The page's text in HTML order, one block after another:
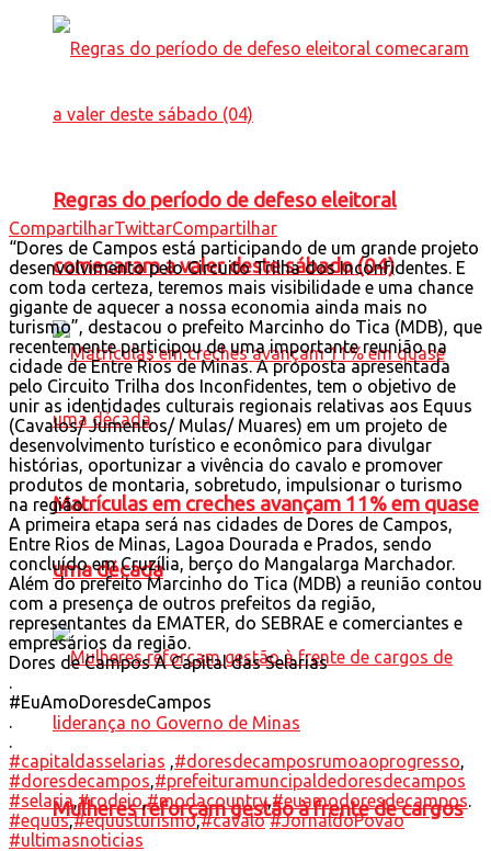
Regras do período de defeso eleitoral
comecaram a valer deste sábado (04)
Matrículas em creches avançam 11% em quase
uma década
Mulheres reforçam gestão à frente de cargos
CompartilharTwittarCompartilhar
“Dores de Campos está participando de um grande projeto
desenvolvimento pelo Circuito Trilha dos Inconfidentes. E
com toda certeza, teremos mais visibilidade e uma chance
gigante de aquecer a nossa economia ainda mais no
turismo”, destacou o prefeito Marcinho do Tica (MDB), que
recentemente participou de uma importante reunião na
cidade de Entre Rios de Minas. A proposta apresentada
pelo Circuito Trilha dos Inconfidentes, tem o objetivo de
unir as identidades culturais regionais relativas aos Equus
(Cavalos/ Jumentos/ Mulas/ Muares) em um projeto de
desenvolvimento turístico e econômico para divulgar
histórias, oportunizar a vivência do cavalo e promover
produtos de montaria, sobretudo, impulsionar o turismo
na região.
A primeira etapa será nas cidades de Dores de Campos,
Entre Rios de Minas, Lagoa Dourada e Prados, sendo
concluído em Cruzília, berço do Mangalarga Marchador.
Além do prefeito Marcinho do Tica (MDB) a reunião contou
com a presença de outros prefeitos da região,
representantes da EMATER, do SEBRAE e comerciantes e
empresários da região.
Dores de Campos A Capital das Selarias
.
#EuAmoDoresdeCampos
.
.
#capitaldasselarias ,#doresdecamposrumoaoprogresso,
#doresdecampos,#prefeituramuncipaldedoresdecampos
#selaria,#rodeio,#modacountry,#euamodoresdecampos.
#equus,#equusturismo,#cavalo #JornaldoPovao
#ultimasnoticias